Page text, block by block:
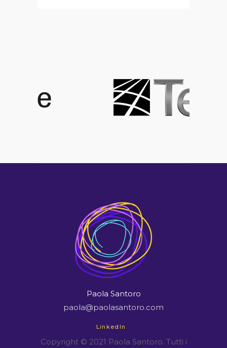
Paola Santoro
paola@paolasantoro.com
LinkedIn
Copyright © 2021 Paola Santoro. Tutti i